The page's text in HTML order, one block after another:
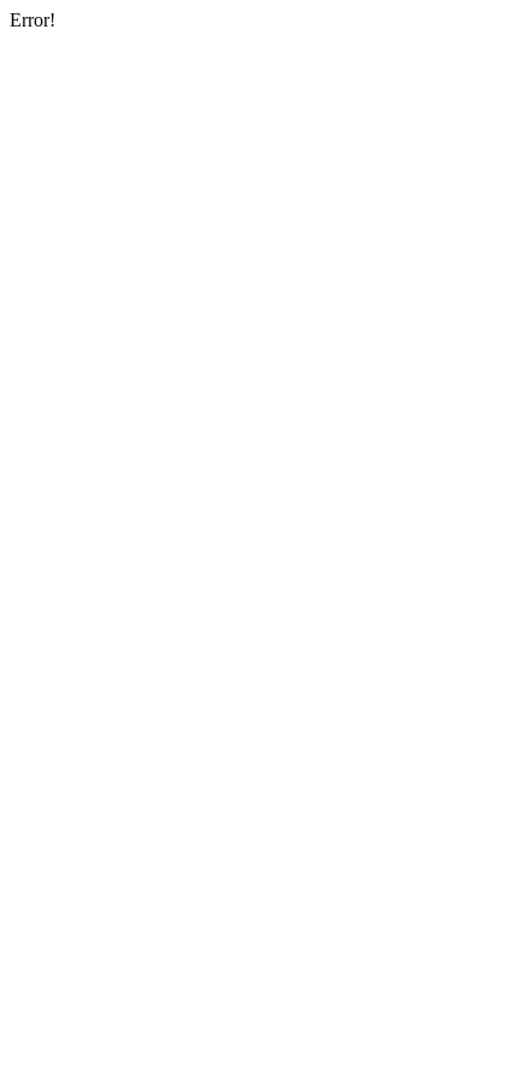
Error!